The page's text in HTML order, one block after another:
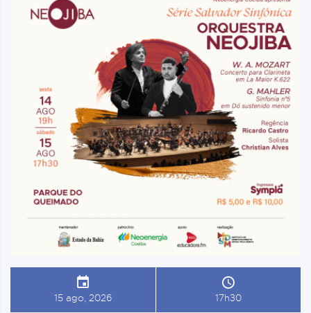
15 ago, 2026 17h30